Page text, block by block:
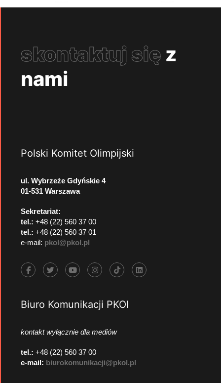
skontaktuj się z
nami
Polski Komitet Olimpijski
ul. Wybrzeże Gdyńskie 4
01-531 Warszawa
Sekretariat:
tel.: +48 (22) 560 37 00
tel.: +48 (22) 560 37 01
e-mail: pkol@pkol.pl
Biuro Komunikacji PKOl
kontakt wyłącznie dla mediów
tel.: +48 (22) 560 37 00
e-mail: biurokomunikacji@pkol.pl